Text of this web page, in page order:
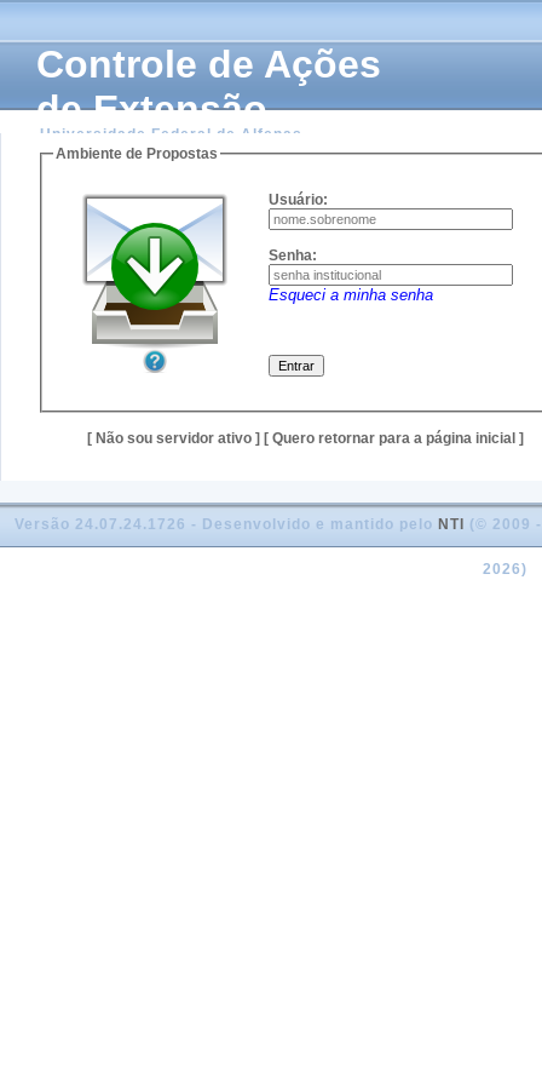
Controle de Ações
de Extensão
Universidade Federal de Alfenas
Ambiente de Propostas
Usuário:
Senha:
Esqueci a minha senha
[ Não sou servidor ativo ] [ Quero retornar para a página inicial ]
Versão 24.07.24.1726 - Desenvolvido e mantido pelo NTI (© 2009 -
2026)